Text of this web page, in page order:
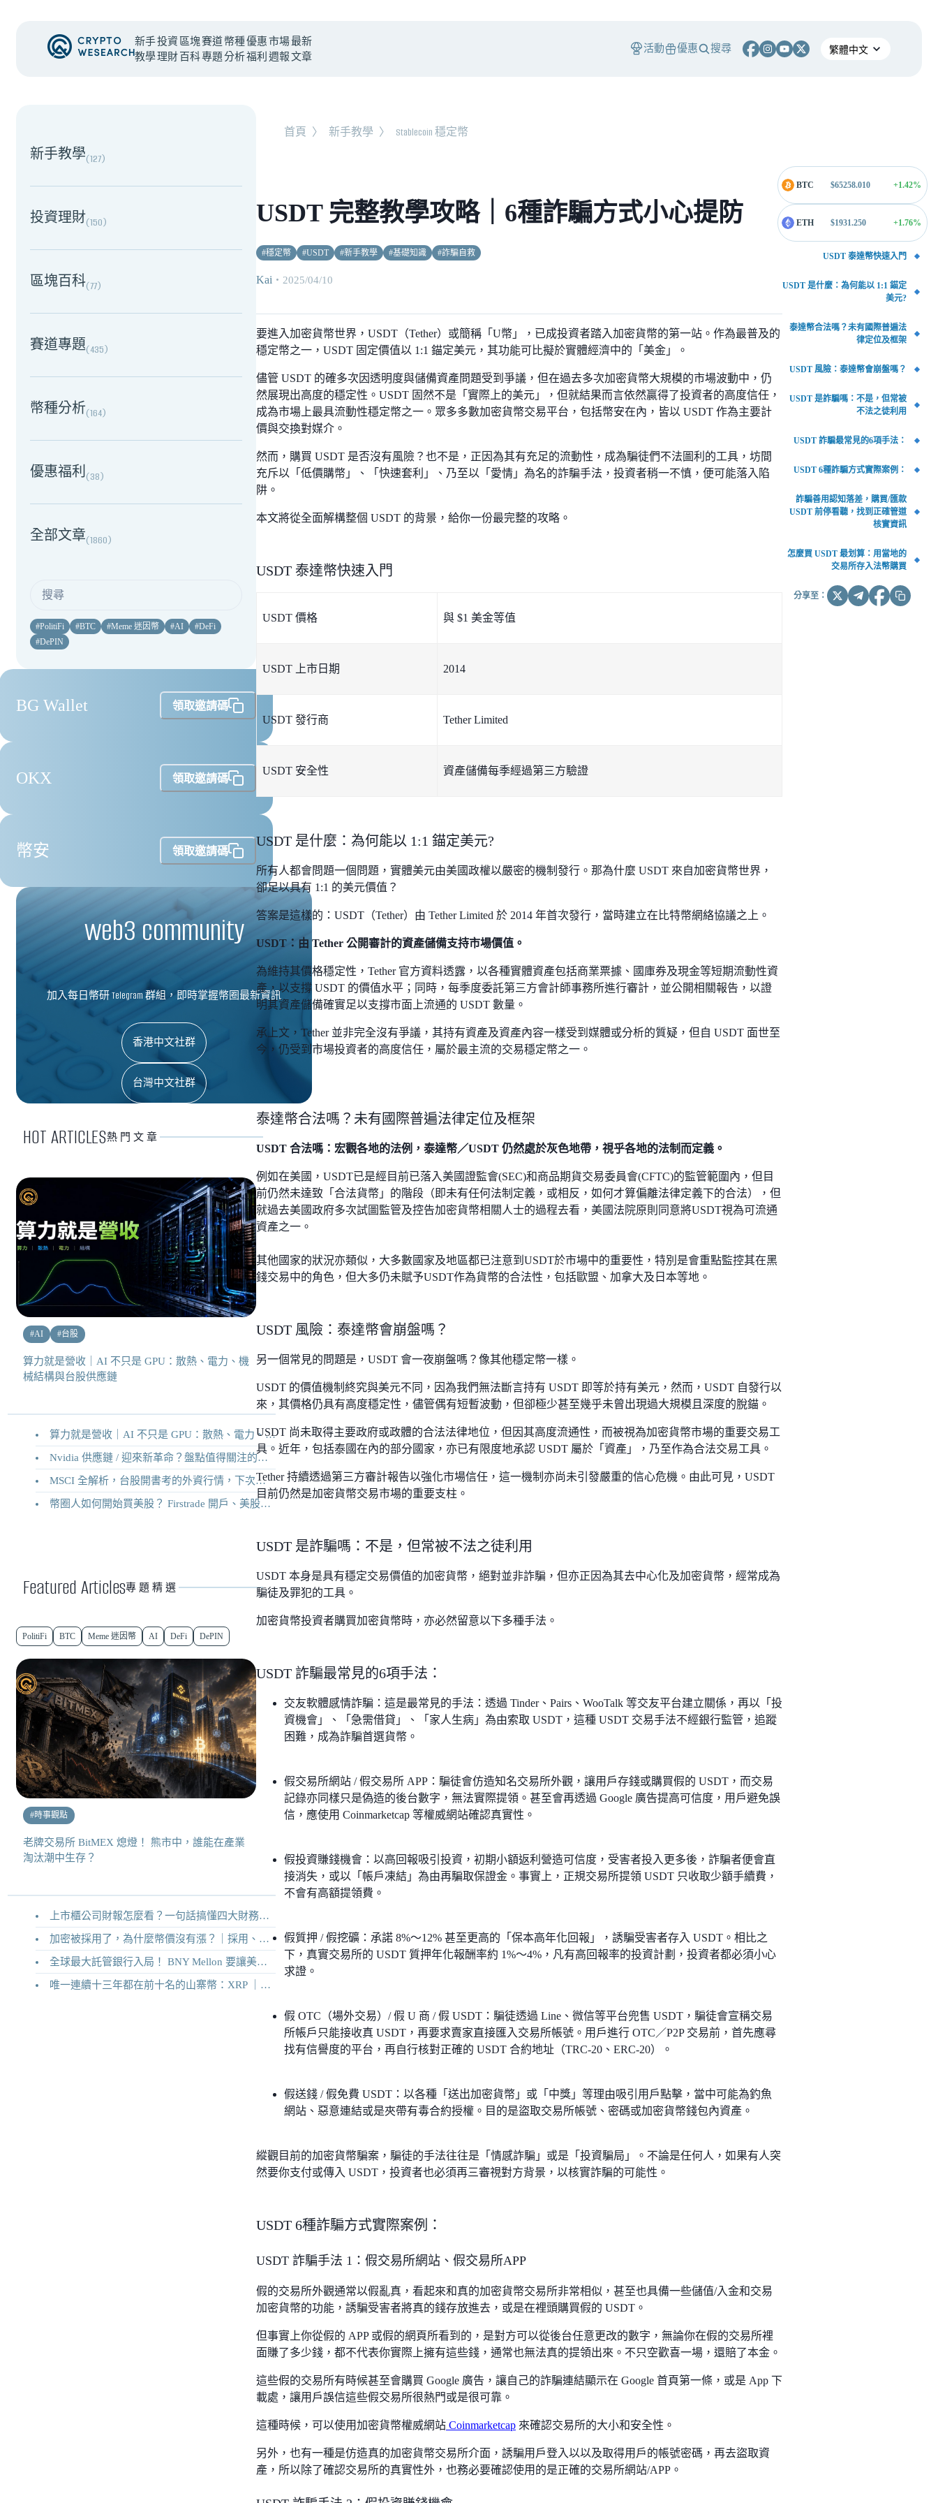
新手
教學
投資
理財
區塊
百科
賽道
專題
幣種
分析
優惠
福利
市場
週報
最新
文章
活動 優惠 搜尋
NEW EVENT
新手教學(127)
投資理財(150)
區塊百科(77)
賽道專題(435)
幣種分析(164)
優惠福利(38)
全部文章(1860)
#PolitiFi #BTC #Meme 迷因幣 #AI #DeFi
#DePIN
BG Wallet 領取邀請碼
OKX 領取邀請碼
幣安 領取邀請碼
web3 community
加入每日幣研 Telegram 群組，即時掌握幣圈最新資訊
香港中文社群
台灣中文社群
HOT ARTICLES熱門文章
#AI #台股
算力就是營收｜AI 不只是 GPU：散熱、電力、機
械結構與台股供應鏈
算力就是營收｜AI 不只是 GPU：散熱、電力、機械結構與台股供應鏈
Nvidia 供應鏈 / 迎來新革命？盤點值得關注的二十家供應鏈企業
MSCI 全解析，台股開書考的外資行情，下次調整你準備好了嗎？
幣圈人如何開始買美股？ Firstrade 開戶、美股交易機制完整教學
Featured Articles專題精選
PolitiFi BTC Meme 迷因幣 AI DeFi DePIN
#時事觀點
老牌交易所 BitMEX 熄燈！ 熊市中，誰能在產業
淘汰潮中生存？
上市櫃公司財報怎麼看？一句話搞懂四大財務報表
加密被採用了，為什麼幣價沒有漲？｜採用、收入與代幣價值捕獲
全球最大託管銀行入局！ BNY Mellon 要讓美債交易 24/7 不打烊
唯一連續十三年都在前十名的山寨幣：XRP ｜Ripple 2026 介紹
首頁 〉 新手教學 〉 Stablecoin 穩定幣
USDT 完整教學攻略｜6種詐騙方式小心提防
#穩定幣 #USDT #新手教學 #基礎知識 #詐騙自救
Kai ・ 2025/04/10
要進入加密貨幣世界，USDT（Tether）或簡稱「U幣」，已成投資者踏入加密貨幣的第一站。作為最普及的
穩定幣之一，USDT 固定價值以 1:1 錨定美元，其功能可比擬於實體經濟中的「美金」。
儘管 USDT 的確多次因透明度與儲備資產問題受到爭議，但在過去多次加密貨幣大規模的市場波動中，仍
然展現出高度的穩定性。USDT 固然不是「實際上的美元」，但就結果而言依然贏得了投資者的高度信任，
成為市場上最具流動性穩定幣之一。眾多多數加密貨幣交易平台，包括幣安在內，皆以 USDT 作為主要計
價與交換對媒介。
然而，購買 USDT 是否沒有風險？也不是，正因為其有充足的流動性，成為騙徒們不法圖利的工具，坊間
充斥以「低價購幣」、「快速套利」、乃至以「愛情」為名的詐騙手法，投資者稍一不慎，便可能落入陷
阱。
本文將從全面解構整個 USDT 的背景，給你一份最完整的攻略。
USDT 泰達幣快速入門
USDT 價格 與 $1 美金等值
USDT 上市日期 2014
USDT 發行商 Tether Limited
USDT 安全性 資產儲備每季經過第三方驗證
USDT 是什麼：為何能以 1:1 錨定美元?
所有人都會問題一個問題，實體美元由美國政權以嚴密的機制發行。那為什麼 USDT 來自加密貨幣世界，
卻足以具有 1:1 的美元價值？
答案是這樣的：USDT（Tether）由 Tether Limited 於 2014 年首次發行，當時建立在比特幣網絡協議之上。
USDT：由 Tether 公開審計的資產儲備支持市場價值。
為維持其價格穩定性，Tether 官方資料透露，以各種實體資產包括商業票據、國庫券及現金等短期流動性資
產，以支撐 USDT 的價值水平；同時，每季度委託第三方會計師事務所進行審計，並公開相關報告，以證
明其資產儲備確實足以支撐市面上流通的 USDT 數量。
承上文，Tether 並非完全沒有爭議，其持有資產及資產內容一樣受到媒體或分析的質疑，但自 USDT 面世至
今，仍受到市場投資者的高度信任，屬於最主流的交易穩定幣之一。
泰達幣合法嗎？未有國際普遍法律定位及框架
USDT 合法嗎：宏觀各地的法例，泰達幣／USDT 仍然處於灰色地帶，視乎各地的法制而定義。
例如在美國，USDT已是經目前已落入美國證監會(SEC)和商品期貨交易委員會(CFTC)的監管範圍內，但目
前仍然未達致「合法貨幣」的階段（即未有任何法制定義，或相反，如何才算偏離法律定義下的合法），但
就過去美國政府多次試圖監管及控告加密貨幣相關人士的過程去看，美國法院原則同意將USDT視為可流通
資產之一。
其他國家的狀況亦類似，大多數國家及地區都已注意到USDT於市場中的重要性，特別是會重點監控其在黑
錢交易中的角色，但大多仍未賦予USDT作為貨幣的合法性，包括歐盟、加拿大及日本等地。
USDT 風險：泰達幣會崩盤嗎？
另一個常見的問題是，USDT 會一夜崩盤嗎？像其他穩定幣一樣。
USDT 的價值機制終究與美元不同，因為我們無法斷言持有 USDT 即等於持有美元，然而，USDT 自發行以
來，其價格仍具有高度穩定性，儘管偶有短暫波動，但卻極少甚至幾乎未曾出現過大規模且深度的脫錨。
USDT 尚未取得主要政府或政體的合法法律地位，但因其高度流通性，而被視為加密貨幣市場的重要交易工
具。近年，包括泰國在內的部分國家，亦已有限度地承認 USDT 屬於「資產」，乃至作為合法交易工具。
Tether 持續透過第三方審計報告以強化市場信任，這一機制亦尚未引發嚴重的信心危機。由此可見，USDT
目前仍然是加密貨幣交易市場的重要支柱。
USDT 是詐騙嗎：不是，但常被不法之徒利用
USDT 本身是具有穩定交易價值的加密貨幣，絕對並非詐騙，但亦正因為其去中心化及加密貨幣，經常成為
騙徒及罪犯的工具。
加密貨幣投資者購買加密貨幣時，亦必然留意以下多種手法。
USDT 詐騙最常見的6項手法：
交友軟體感情詐騙：這是最常見的手法：透過 Tinder、Pairs、WooTalk 等交友平台建立關係，再以「投
資機會」、「急需借貸」、「家人生病」為由索取 USDT，這種 USDT 交易手法不經銀行監管，追蹤
困難，成為詐騙首選貨幣。
假交易所網站 / 假交易所 APP：騙徒會仿造知名交易所外觀，讓用戶存錢或購買假的 USDT，而交易
記錄亦同樣只是偽造的後台數字，無法實際提領。甚至會再透過 Google 廣告提高可信度，用戶避免誤
信，應使用 Coinmarketcap 等權威網站確認真實性。
假投資賺錢機會：以高回報吸引投資，初期小額返利營造可信度，受害者投入更多後，詐騙者便會直
接消失，或以「帳戶凍結」為由再騙取保證金。事實上，正規交易所提領 USDT 只收取少額手續費，
不會有高額提領費。
假質押 / 假挖礦：承諾 8%～12% 甚至更高的「保本高年化回報」，誘騙受害者存入 USDT。相比之
下，真實交易所的 USDT 質押年化報酬率約 1%～4%，凡有高回報率的投資計劃，投資者都必須小心
求證。
假 OTC（場外交易）/ 假 U 商 / 假 USDT：騙徒透過 Line、微信等平台兜售 USDT，騙徒會宣稱交易
所帳戶只能接收真 USDT，再要求賣家直接匯入交易所帳號。用戶進行 OTC／P2P 交易前，首先應尋
找有信譽度的平台，再自行核對正確的 USDT 合約地址（TRC-20、ERC-20）。
假送錢 / 假免費 USDT：以各種「送出加密貨幣」或「中獎」等理由吸引用戶點擊，當中可能為釣魚
網站、惡意連結或是夾帶有毒合約授權。目的是盜取交易所帳號、密碼或加密貨幣錢包內資產。
縱觀目前的加密貨幣騙案，騙徒的手法往往是「情感詐騙」或是「投資騙局」。不論是任何人，如果有人突
然要你支付或傳入 USDT，投資者也必須再三審視對方背景，以核實詐騙的可能性。
USDT 6種詐騙方式實際案例：
USDT 詐騙手法 1：假交易所網站、假交易所APP
假的交易所外觀通常以假亂真，看起來和真的加密貨幣交易所非常相似，甚至也具備一些儲值/入金和交易
加密貨幣的功能，誘騙受害者將真的錢存放進去，或是在裡頭購買假的 USDT。
但事實上你從假的 APP 或假的網頁所看到的，是對方可以從後台任意更改的數字，無論你在假的交易所裡
面賺了多少錢，都不代表你實際上擁有這些錢，通常也無法真的提領出來。不只空歡喜一場，還賠了本金。
這些假的交易所有時候甚至會購買 Google 廣告，讓自己的詐騙連結顯示在 Google 首頁第一條，或是 App 下
載處，讓用戶誤信這些假交易所很熱門或是很可靠。
這種時候，可以使用加密貨幣權威網站 Coinmarketcap 來確認交易所的大小和安全性。
另外，也有一種是仿造真的加密貨幣交易所介面，誘騙用戶登入以以及取得用戶的帳號密碼，再去盜取資
產，所以除了確認交易所的真實性外，也務必要確認使用的是正確的交易所網站/APP。
BTC $65258.010 +1.42%
ETH $1931.250 +1.76%
USDT 泰達幣快速入門
USDT 是什麼：為何能以 1:1 錨定
美元?
泰達幣合法嗎？未有國際普遍法
律定位及框架
USDT 風險：泰達幣會崩盤嗎？
USDT 是詐騙嗎：不是，但常被
不法之徒利用
USDT 詐騙最常見的6項手法：
USDT 6種詐騙方式實際案例：
詐騙善用認知落差，購買/匯款
USDT 前停看聽，找到正確管道
核實資訊
怎麼買 USDT 最划算：用當地的
交易所存入法幣購買
分享至：